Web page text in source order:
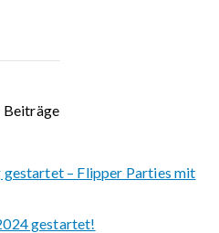
Beiträge
– Flipper Parties mit
gestartet!